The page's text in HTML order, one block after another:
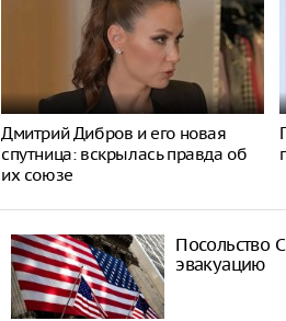
Дмитрий Дибров и его новая
спутница: вскрылась правда об
их союзе
Посольство
эвакуацию